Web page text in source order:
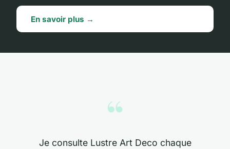
En savoir plus →
“
Je consulte Lustre Art Deco chaque